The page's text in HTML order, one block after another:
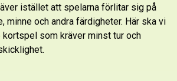
istället att spelarna förlitar sig på
minne och andra färdigheter. Här ska vi
kortspel som kräver minst tur och